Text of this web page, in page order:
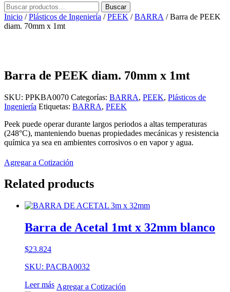
Buscar
por:
Buscar
Inicio /Plásticos de Ingeniería /PEEK /BARRA / Barra de PEEK
diam. 70mm x 1mt
Barra de PEEK diam. 70mm x 1mt
SKU: PPKBA0070 Categorías: BARRA, PEEK, Plásticos de
Ingeniería Etiquetas: BARRA, PEEK
Peek puede operar durante largos periodos a altas temperaturas
(248°C), manteniendo buenas propiedades mecánicas y resistencia
química ya sea en ambientes corrosivos o en vapor y agua.
Agregar a Cotización
Related products
Barra de Acetal 1mt x 32mm blanco
$23.824
SKU: PACBA0032
Leer más Agregar a Cotización